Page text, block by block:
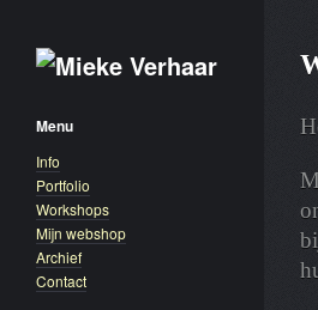
Menu
Info
Portfolio
Workshops
Mijn webshop
Archief
Contact